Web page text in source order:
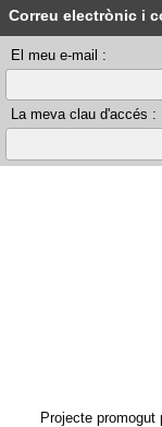
Correu electrònic i
El meu e-mail :
La meva clau d'accés :
Projecte promogut